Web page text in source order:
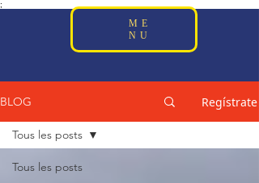
;
ME
NU
BLOG Regístrate
Tous les posts
Tous les posts